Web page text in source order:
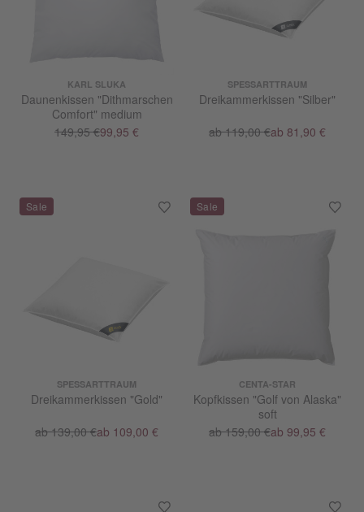
KARL SLUKA
Daunenkissen "Dithmarschen
Comfort" medium
149,95 €99,95 €
SPESSARTTRAUM
Dreikammerkissen "Silber"
ab 119,00 €ab 81,90 €
SPESSARTTRAUM
Dreikammerkissen "Gold"
ab 139,00 €ab 109,00 €
CENTA-STAR
Kopfkissen "Golf von Alaska"
soft
ab 159,00 €ab 99,95 €